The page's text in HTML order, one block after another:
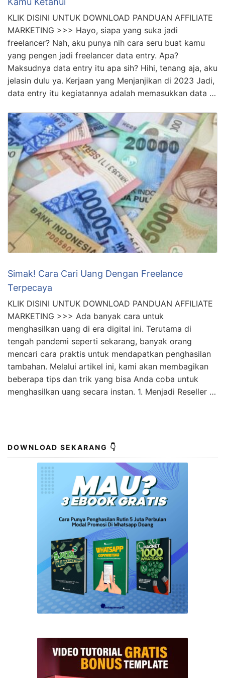
KLIK DISINI UNTUK DOWNLOAD PANDUAN AFFILIATE
MARKETING >>> Hayo, siapa yang suka jadi
freelancer? Nah, aku punya nih cara seru buat kamu
yang pengen jadi freelancer data entry. Apa?
Maksudnya data entry itu apa sih? Hihi, tenang aja, aku
jelasin dulu ya. Kerjaan yang Menjanjikan di 2023 Jadi,
data entry itu kegiatannya adalah memasukkan data …
Simak! Cara Cari Uang Dengan Freelance
Terpecaya
KLIK DISINI UNTUK DOWNLOAD PANDUAN AFFILIATE
MARKETING >>> Ada banyak cara untuk
menghasilkan uang di era digital ini. Terutama di
tengah pandemi seperti sekarang, banyak orang
mencari cara praktis untuk mendapatkan penghasilan
tambahan. Melalui artikel ini, kami akan membagikan
beberapa tips dan trik yang bisa Anda coba untuk
menghasilkan uang secara instan. 1. Menjadi Reseller …
DOWNLOAD SEKARANG 👇